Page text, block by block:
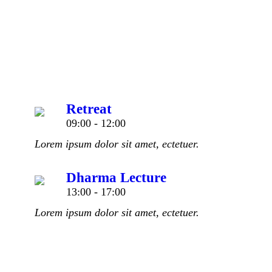
Retreat
09:00 - 12:00
Lorem ipsum dolor sit amet, ectetuer.
Dharma Lecture
13:00 - 17:00
Lorem ipsum dolor sit amet, ectetuer.